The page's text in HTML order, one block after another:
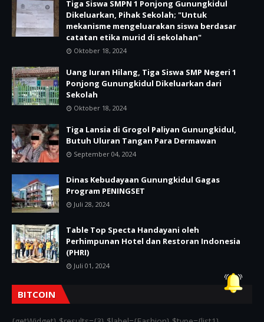
Tiga Siswa SMPN 1 Ponjong Gunungkidul
Dikeluarkan, Pihak Sekolah; "Untuk
mekanisme mengeluarakan siswa berdasar
catatan etika murid di sekolahan"
Oktober 18, 2024
Uang Iuran Hilang, Tiga Siswa SMP Negeri 1
Ponjong Gunungkidul Dikeluarkan dari
Sekolah
Oktober 18, 2024
Tiga Lansia di Grogol Paliyan Gunungkidul,
Butuh Uluran Tangan Para Dermawan
September 04, 2024
Dinas Kebudayaan Gunungkidul Gagas
Program PENINGSET
Juli 28, 2024
Table Top Specta Handayani oleh
Perhimpunan Hotel dan Restoran Indonesia
(PHRI)
Juli 01, 2024
BITCOIN